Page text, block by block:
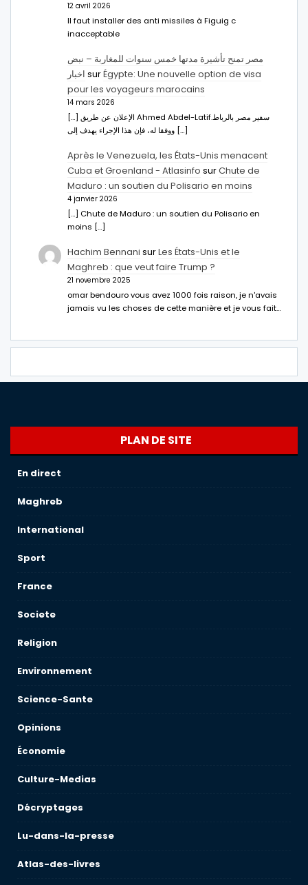
12 avril 2026
Il faut installer des anti missiles à Figuig c
inacceptable
مصر تمنح تأشيرة مدتها خمس سنوات للمغاربة – نبض
اخبار surÉgypte: Une nouvelle option de visa
pour les voyageurs marocains
14 mars 2026
[…] الإعلان عن طريق Ahmed Abdel-Latifسفير مصر بالرباط.
ووفقا له، فإن هذا الإجراء يهدف إلى […]
Après le Venezuela, les États-Unis menacent
Cuba et Groenland - Atlasinfo surChute de
Maduro : un soutien du Polisario en moins
4 janvier 2026
[…] Chute de Maduro : un soutien du Polisario en
moins […]
Hachim Bennani surLes États-Unis et le
Maghreb : que veut faire Trump ?
21 novembre 2025
omar bendouro vous avez 1000 fois raison, je n'avais
jamais vu les choses de cette manière et je vous fait…
PLAN DE SITE
En direct
Maghreb
International
Sport
France
Societe
Religion
Environnement
Science-Sante
Opinions
Économie
Culture-Medias
Décryptages
Lu-dans-la-presse
Atlas-des-livres